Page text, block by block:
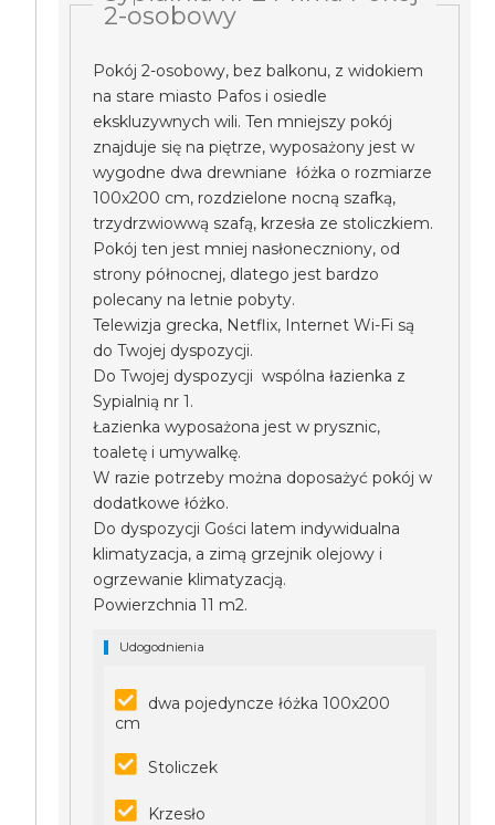
2-osobowy
Pokój 2-osobowy, bez balkonu, z widokiem
na stare miasto Pafos i osiedle
ekskluzywnych wili. Ten mniejszy pokój
znajduje się na piętrze, wyposażony jest w
wygodne dwa drewniane łóżka o rozmiarze
100x200 cm, rozdzielone nocną szafką,
trzydrzwiowwą szafą, krzesła ze stoliczkiem.
Pokój ten jest mniej nasłoneczniony, od
strony północnej, dlatego jest bardzo
polecany na letnie pobyty.
Telewizja grecka, Netflix, Internet Wi-Fi są
do Twojej dyspozycji.
Do Twojej dyspozycji wspólna łazienka z
Sypialnią nr 1.
Łazienka wyposażona jest w prysznic,
toaletę i umywalkę.
W razie potrzeby można doposażyć pokój w
dodatkowe łóżko.
Do dyspozycji Gości latem indywidualna
klimatyzacja, a zimą grzejnik olejowy i
ogrzewanie klimatyzacją.
Powierzchnia 11 m2.
Udogodnienia
dwa pojedyncze łóżka 100x200
cm
Stoliczek
Krzesło